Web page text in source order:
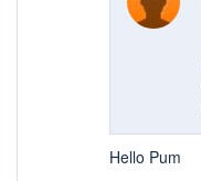
Hello Pum